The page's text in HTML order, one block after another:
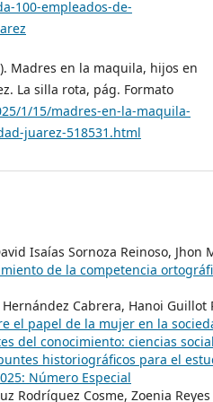
100-empleados-de-
Madres en la maquila, hijos en
La silla rota, pág. Formato
1/15/madres-en-la-maquila-
juarez-518531.html
Isaías Sornoza Reinoso, Jhon
de la competencia
Cabrera, Hanoi
el papel de la mujer en la
del conocimiento: ciencias
historiográficos para el
Número Especial
Rodríguez Cosme, Zoenia Reyes